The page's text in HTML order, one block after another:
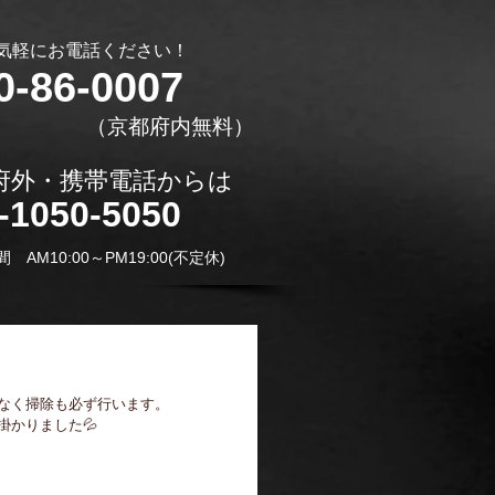
軽にお電話ください！
86-0007
​（京都府内無料）
外・携帯電話からは
1050-5050
AM10:00～PM19:00(不定休)
掃除も必ず行います。
かりました💦